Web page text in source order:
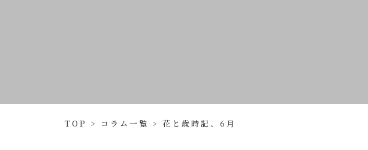
TOP > コラム一覧 > 花と歳時記、6月